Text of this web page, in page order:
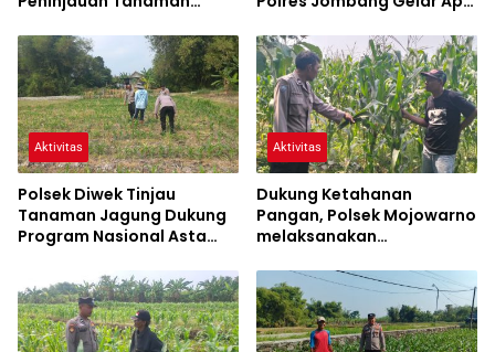
Mendukung Ketahanan
Pangan
Aktivitas
Polsek Diwek Tinjau
Tanaman Jagung Dukung
Program Nasional Asta
Aktivitas
Dukung Ketahanan
Pangan, Polsek Mojowarno
melaksanakan
Jagung